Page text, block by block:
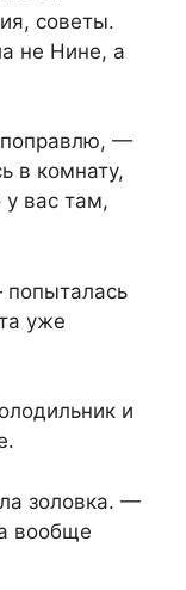
советы.
не Нине, а
поправлю, —
в комнату,
вас там,
уже
и
золовка. —
вообще